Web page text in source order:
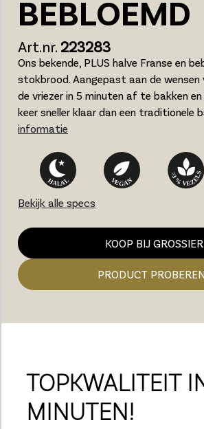
BEBLOEMD
Art.nr. 223283
Ons bekende, PLUS halve Franse en
stokbrood. Aangepast aan de wensen
de vriezer in 5 minuten af te bakken
keer sneller klaar dan een traditionele
informatie
Bekijk alle specs
KOOP BIJ GROSSIER
PRODUCT
TOPKWALITEIT
MINUTEN!